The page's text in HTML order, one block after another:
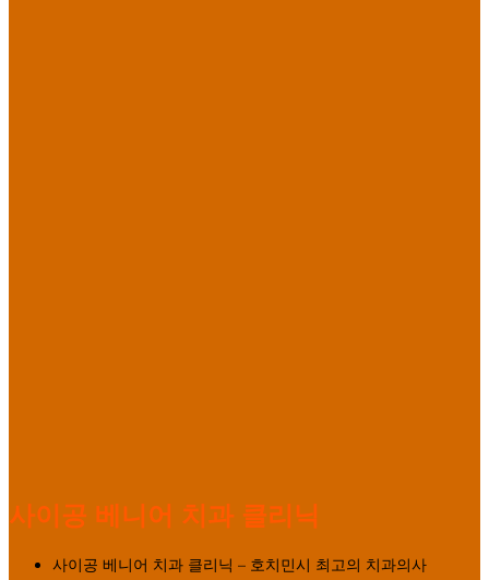
사이공 베니어 치과 클리닉
사이공 베니어 치과 클리닉 – 호치민시 최고의 치과의사